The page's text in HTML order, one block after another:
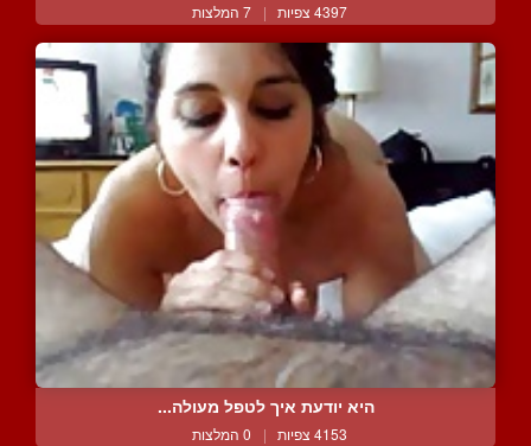
4397 צפיות | 7 המלצות
היא יודעת איך לטפל מעולה...
4153 צפיות | 0 המלצות